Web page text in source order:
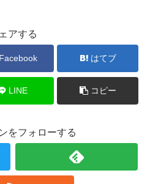
アする
Facebook はてブ
LINE コピー
をフォローする